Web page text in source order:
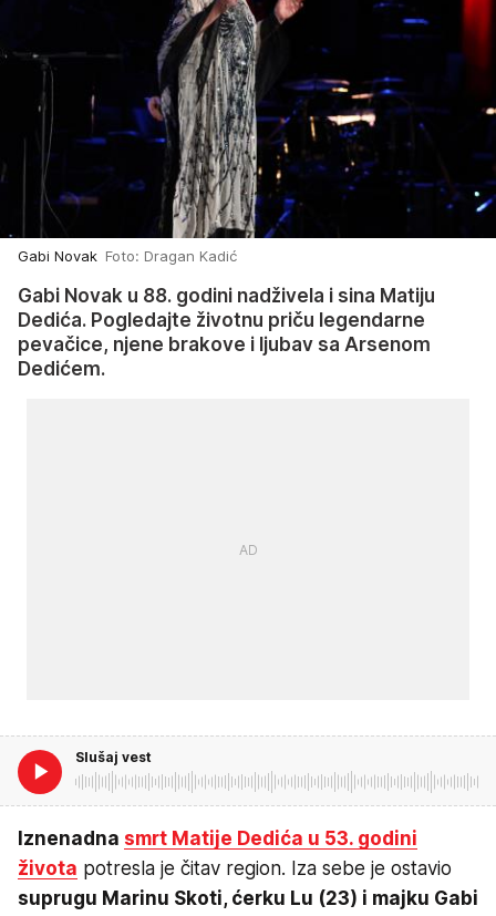
Gabi Novak Foto: Dragan Kadić
Gabi Novak u 88. godini nadživela i sina Matiju
Dedića. Pogledajte životnu priču legendarne
pevačice, njene brakove i ljubav sa Arsenom
Dedićem.
Slušaj vest
Iznenadna smrt Matije Dedića u 53. godini
života potresla je čitav region. Iza sebe je ostavio
suprugu Marinu Skoti, ćerku Lu (23) i majku Gabi